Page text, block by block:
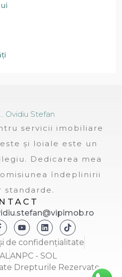
servicii imobiliare
și loiale este un
Dedicarea mea
îndeplinirii
standarde.
de confidențialitate
ANPC - SOL
Drepturile Rezervate.